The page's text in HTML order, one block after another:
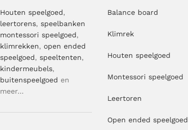
Houten speelgoed,
leertorens, speelbanken
montessori speelgoed,
klimrekken, open ended
speelgoed, speeltenten,
kindermeubels,
buitenspeelgoed en
meer…
Balance board
Klimrek
Houten speelgoed
Montessori speelgoed
Leertoren
Open ended speelgoed